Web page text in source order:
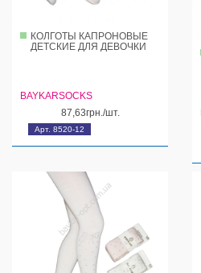
Арт. 8520-12
КОЛГОТЫ КАПРОНОВЫЕ
ДЕТСКИЕ ДЛЯ ДЕВОЧКИ
BAYKARSOCKS
87,63грн./шт.